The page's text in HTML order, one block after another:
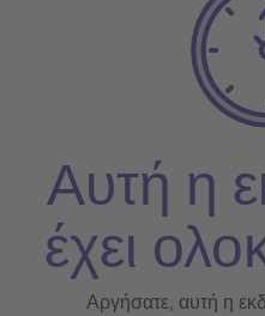
Αυτή η
έχει
Αργήσατε, αυτή η